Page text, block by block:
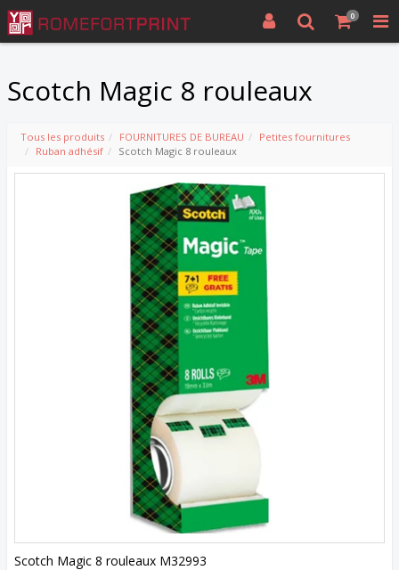
0
Scotch Magic 8 rouleaux
Tous les produits FOURNITURES DE BUREAU
Petites fournitures
Ruban adhésif
Scotch Magic 8 rouleaux
Scotch Magic 8 rouleaux M32993